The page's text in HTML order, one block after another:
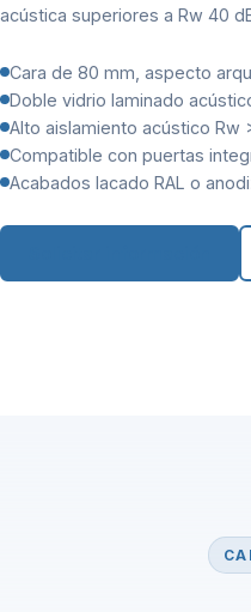
acústica superiores a Rw 40
Cara de 80 mm, aspecto
Doble vidrio laminado
Alto aislamiento acústico Rw
Compatible con puertas
Acabados lacado RAL o